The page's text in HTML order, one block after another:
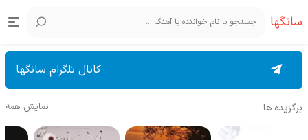
سانگها
کانال تلگرام سانگها
برگزیده ها نمایش همه